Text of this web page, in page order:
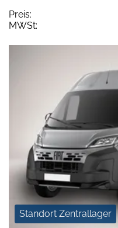
Preis:
MWSt:
Standort Zentrallager